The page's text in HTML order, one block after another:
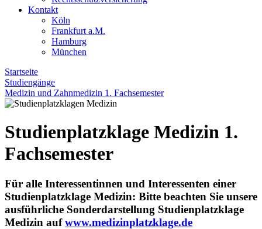
Kontakt
Köln
Frankfurt a.M.
Hamburg
München
Startseite
Studiengänge
Medizin und Zahnmedizin 1. Fachsemester
Studienplatzklage Medizin 1.
Fachsemester
Für alle Interessentinnen und Interessenten einer
Studienplatzklage Medizin: Bitte beachten Sie unsere
ausführliche Sonderdarstellung Studienplatzklage
Medizin aufwww.medizinplatzklage.de